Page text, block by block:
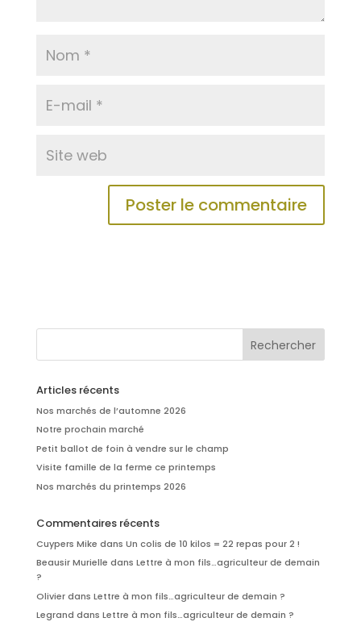
Articles récents
Nos marchés de l’automne 2026
Notre prochain marché
Petit ballot de foin à vendre sur le champ
Visite famille de la ferme ce printemps
Nos marchés du printemps 2026
Commentaires récents
Cuypers Mike dans Un colis de 10 kilos = 22 repas pour 2 !
Beausir Murielle dans Lettre à mon fils…agriculteur de demain
?
Olivierdans Lettre à mon fils…agriculteur de demain ?
Legrand dans Lettre à mon fils…agriculteur de demain ?